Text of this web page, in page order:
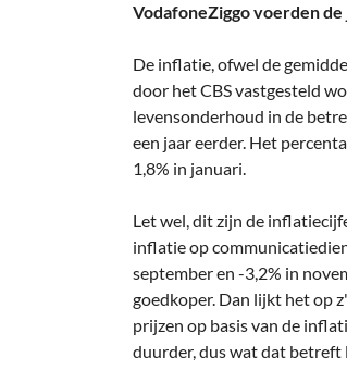
VodafoneZiggo voerden
De inflatie, ofwel de
door het CBS vastgesteld
levensonderhoud in de
een jaar eerder. Het
1,8% in januari.
Let wel, dit zijn de
inflatie op
september en -3,2% in
goedkoper. Dan lijkt het op
prijzen op basis van de
duurder, dus wat dat betreft